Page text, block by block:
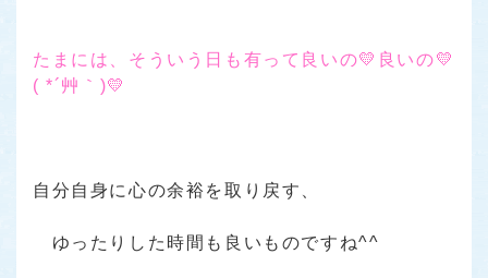
たまには、そういう日も有って良いの💛良いの💛
( *´艸｀)💛
自分自身に心の余裕を取り戻す、
ゆったりした時間も良いものですね^^